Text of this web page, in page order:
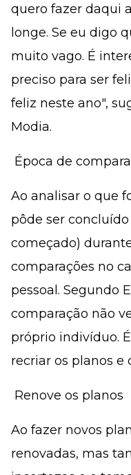
quero fazer daqui
longe. Se eu digo
muito vago. É
preciso para ser
feliz neste ano",
Modia.
 Época de
Ao analisar o que
pôde ser
começado)
comparações no
pessoal. Segundo
comparação não
próprio indivíduo.
recriar os planos e
 Renove os planos
Ao fazer novos
renovadas, mas